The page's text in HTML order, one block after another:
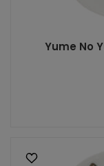
Yume No